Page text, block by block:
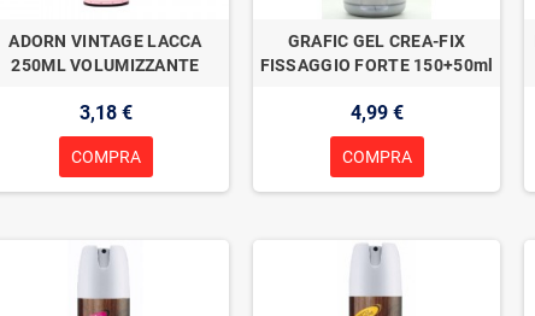
ADORN VINTAGE LACCA
250ML VOLUMIZZANTE
3,18 €
COMPRA
GRAFIC GEL CREA-FIX
FISSAGGIO FORTE 150+50ml
4,99 €
COMPRA